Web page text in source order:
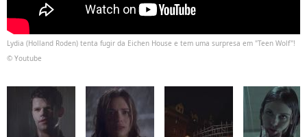
Lydia (Holland Roden) tenta fugir da Eichen House e tem uma surpresa em "Teen Wolf"!
© Youtube